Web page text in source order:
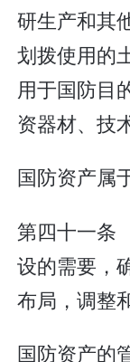
研生产和其
划拨使用的
用于国防目
资器材、技
国防资产属
第四十一条
设的需要，
布局，调整
国防资产的